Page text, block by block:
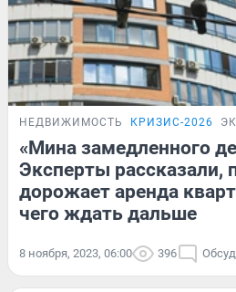
НЕДВИЖИМОСТЬ КРИЗИС-2026
«Мина замедленного
Эксперты рассказали,
дорожает аренда
чего ждать дальше
8 ноября, 2023, 06:00 396